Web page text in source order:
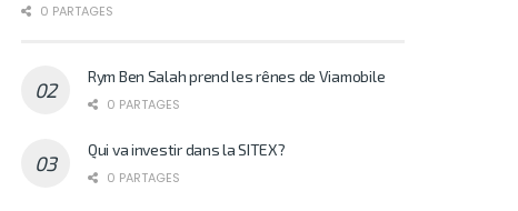
0 PARTAGES
Rym Ben Salah prend les rênes de Viamobile
0 PARTAGES
Qui va investir dans la SITEX?
0 PARTAGES